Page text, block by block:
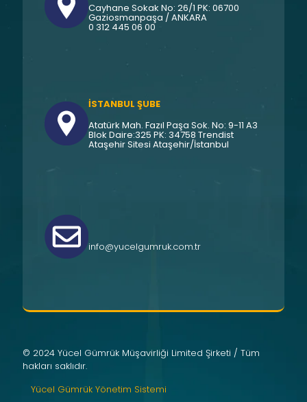
Cayhane Sokak No: 26/1 PK: 06700
Gaziosmanpaşa / ANKARA
0 312 445 06 00
İSTANBUL ŞUBE
Atatürk Mah. Fazıl Paşa Sok. No: 9-11 A3
Blok Daire:325 PK: 34758 Trendist
Ataşehir Sitesi Ataşehir/İstanbul
info@yucelgumruk.com.tr
© 2024 Yücel Gümrük Müşavirliği Limited Şirketi / Tüm
hakları saklıdır.
Yücel Gümrük Yönetim Sistemi